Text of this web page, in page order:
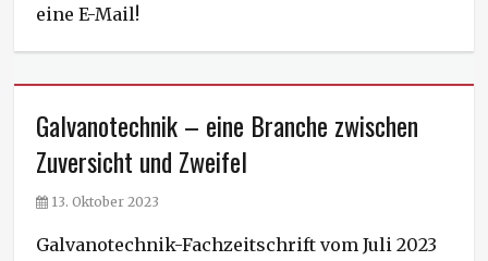
eine E-Mail!
Galvanotechnik – eine Branche zwischen
Zuversicht und Zweifel
P
s
13. Oktober 2023
Galvanotechnik-Fachzeitschrift vom Juli 2023